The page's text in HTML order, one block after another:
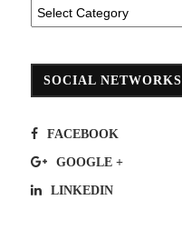
SOCIAL NETWORKS
FACEBOOK
GOOGLE +
LINKEDIN